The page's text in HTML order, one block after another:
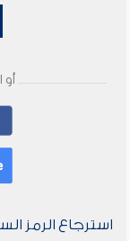
استرجاع الرمز